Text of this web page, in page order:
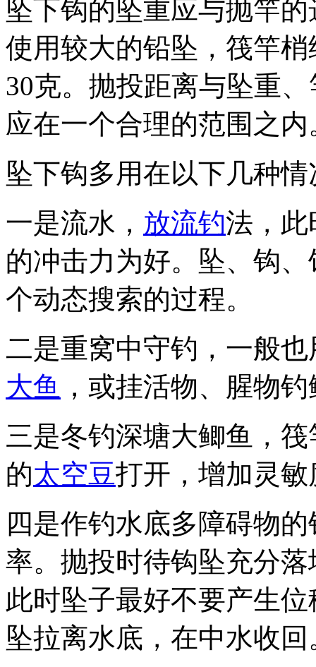
坠下钩的坠重应与抛竿
使用较大的铅坠，筏竿
30克。抛投距离与坠重
应在一个合理的范围之内
坠下钩多用在以下几种情
一是流水， 放流钓法，此
的冲击力为好。坠、钩
个动态搜索的过程。
二是重窝中守钓，一般
大鱼 ，或挂活物、腥物
三是冬钓深塘大鲫鱼，
的太空豆打开，增加灵敏
四是作钓水底多障碍物
率。抛投时待钩坠充分
此时坠子最好不要产生
坠拉离水底，在中水收回